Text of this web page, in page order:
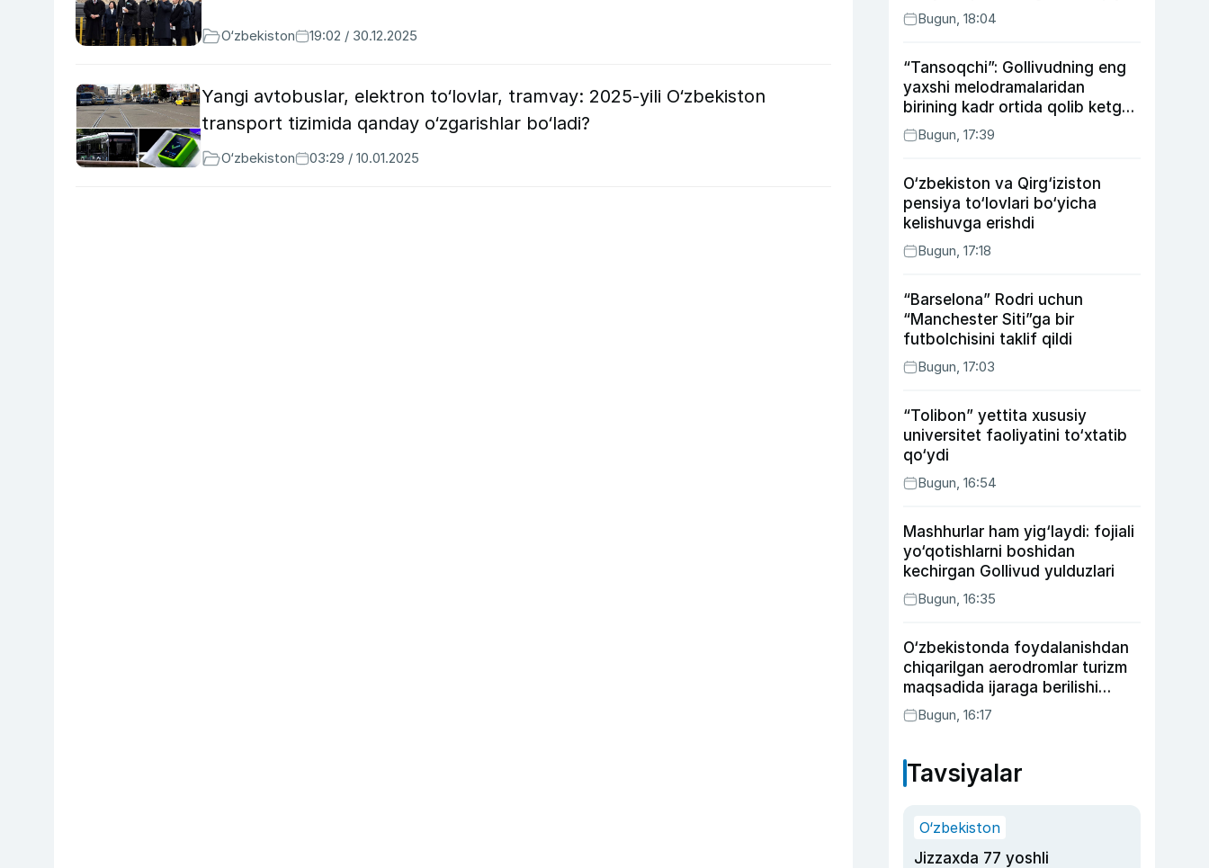
O‘zbekiston 19:02 / 30.12.2025
Yangi avtobuslar, elektron to‘lovlar, tramvay: 2025-yili O‘zbekiston
transport tizimida qanday o‘zgarishlar bo‘ladi?
O‘zbekiston 03:29 / 10.01.2025
ishlash zavodiga hujum qildi
Bugun, 18:04
“Tansoqchi”: Gollivudning eng
yaxshi melodramalaridan
birining kadr ortida qolib ketgan
voqealari
Bugun, 17:39
O‘zbekiston va Qirg‘iziston
pensiya to‘lovlari bo‘yicha
kelishuvga erishdi
Bugun, 17:18
“Barselona” Rodri uchun
“Manchester Siti”ga bir
futbolchisini taklif qildi
Bugun, 17:03
“Tolibon” yettita xususiy
universitet faoliyatini to‘xtatib
qo‘ydi
Bugun, 16:54
Mashhurlar ham yig‘laydi: fojiali
yo‘qotishlarni boshidan
kechirgan Gollivud yulduzlari
Bugun, 16:35
O‘zbekistonda foydalanishdan
chiqarilgan aerodromlar turizm
maqsadida ijaraga berilishi
mumkin
Bugun, 16:17
Tavsiyalar
O‘zbekiston
Jizzaxda 77 yoshli